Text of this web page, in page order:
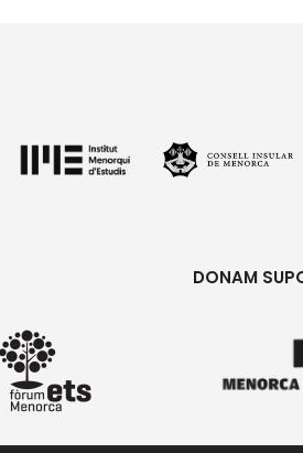
DONAM